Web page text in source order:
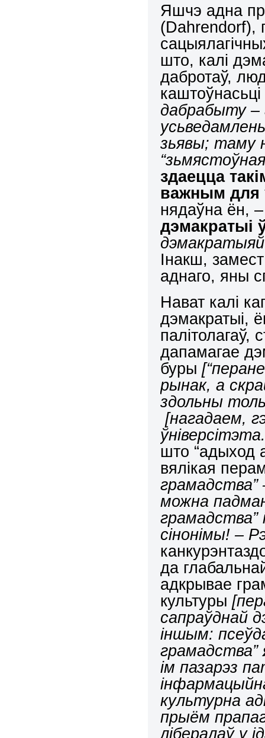
Яшчэ адна
(Dahrendorf),
што, калі
дабротаў,
дабрабыту
зьявы; таму
здаецца
важным для
нядаўна ён,
дэмакратыі
Інакш,
аднаго, яны
Нават калі
дэмакратыі,
палітолагаў,
дапамагае
буры
рынак, а
здольны
[нагадаем,
што “адыход
вялікая
грамадства”
можна
сінонімы! –
да
адкрывае
культуры
сапраўднай
іншым:
грамадства”
ім пазарэз
культурна
прыём
лібералаў у